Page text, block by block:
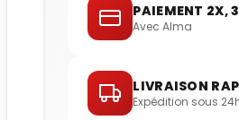
PAIEMENT 2X,
Avec Alma
LIVRAISON
Expédition sous